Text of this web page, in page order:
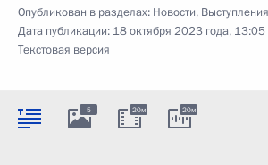
Опубликован в разделах: Новости,
Дата публикации: 18 октября 2023 года, 13:05
Текстовая версия
5 20м 20м